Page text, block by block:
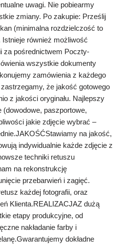
uwagi. Nie pobiearmy
zmiany. Po zakupie: Prześlij
(minimalna rozdzielczość to
Istnieje również możliwość
za pośrednictwem Poczty-
wszystkie dokumenty
zamówienia z każdego
że jakość gotowego
z jakości oryginału. Najlepszy
(dowodowe, paszportowe,
jakie zdjęcie wybrać –
na jakość,
indywidualnie każde zdjęcie z
techniki retuszu
na rekonstrukcję
przebarwień i zagięć.
każdej fotografii, oraz
Klienta.REALIZACJAZ dużą
etapy produkcyjne, od
nakładanie farby i
dokładne